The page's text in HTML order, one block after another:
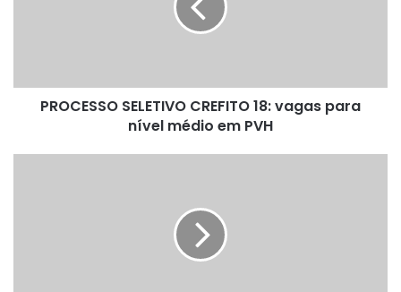
em
PROCESSO SELETIVO CREFITO 18: vagas para
nível médio em PVH